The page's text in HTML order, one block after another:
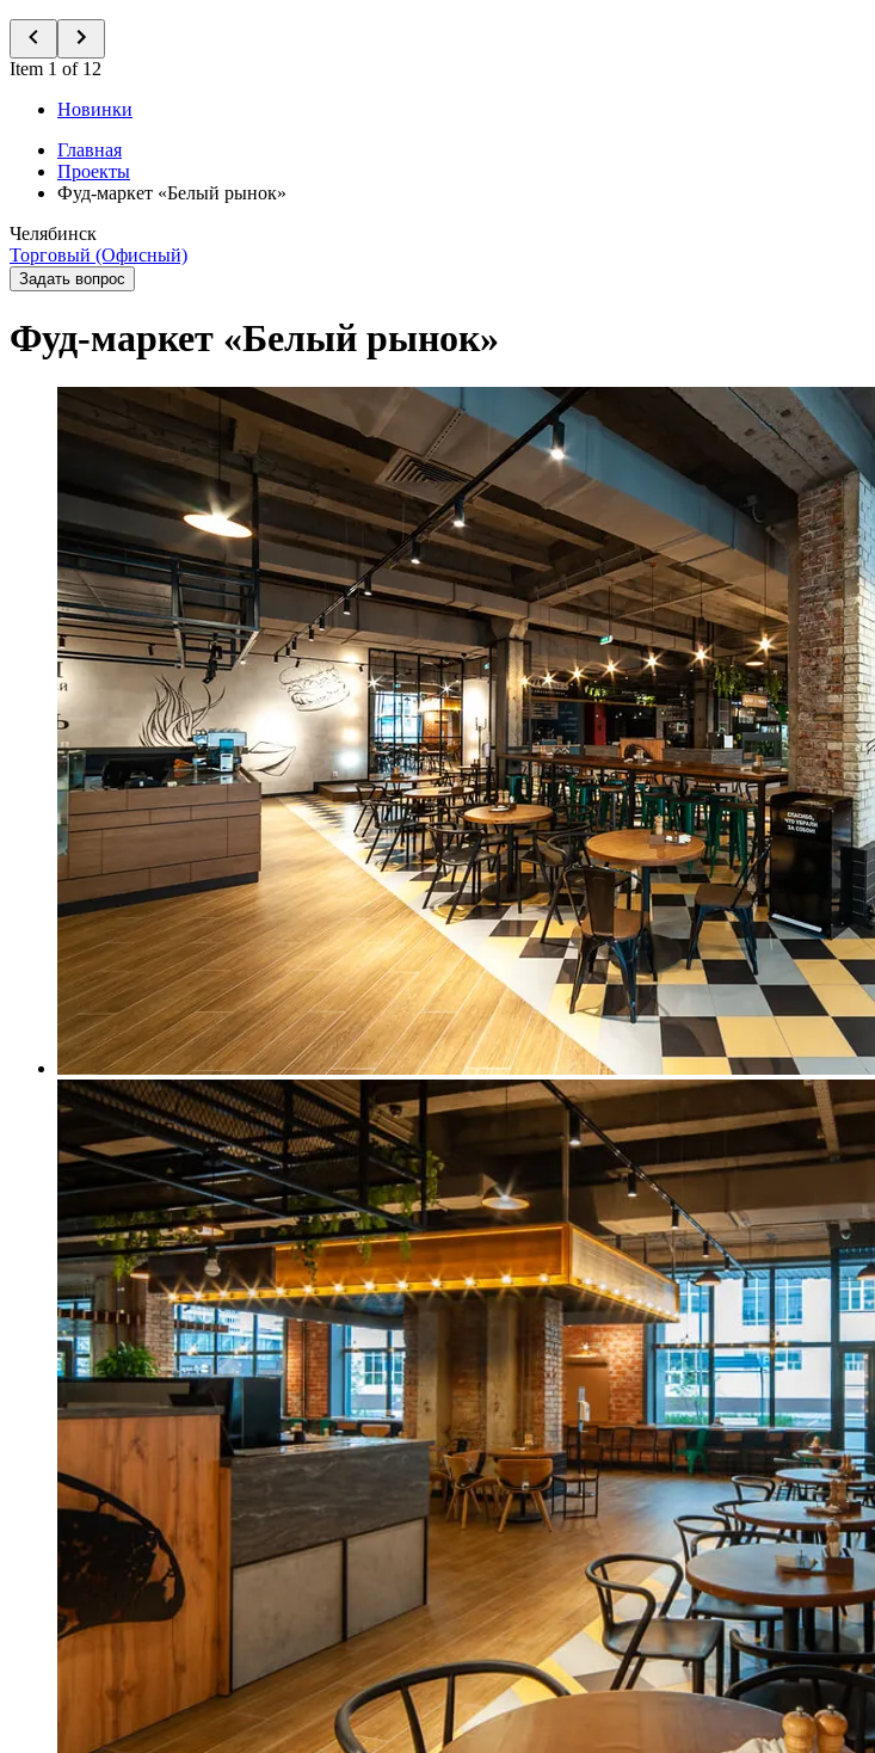
Item 1 of 12
Новинки
Главная
Проекты
Фуд-маркет «Белый рынок»
Челябинск
Торговый (Офисный)
Задать вопрос
Фуд-маркет «Белый рынок»